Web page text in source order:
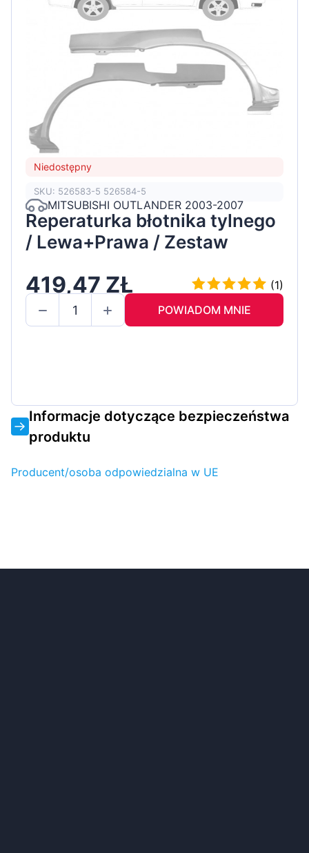
Niedostępny
SKU: 526583-5 526584-5
MITSUBISHI OUTLANDER 2003-2007
Reperaturka błotnika tylnego
/ Lewa+Prawa / Zestaw
419,47 ZŁ
(1)
POWIADOM MNIE
Informacje dotyczące bezpieczeństwa
produktu
Producent/osoba odpowiedzialna w UE